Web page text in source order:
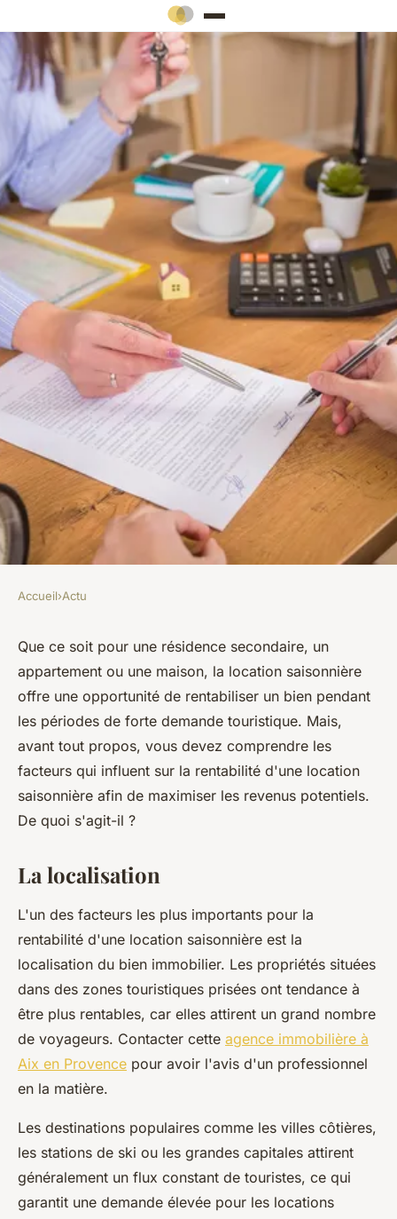
Quelle rentabilité en location
saisonnière ?
lothaire•15 juillet 2023• 2 min de lecture
Accueil›Actu
Que ce soit pour une résidence secondaire, un
appartement ou une maison, la location saisonnière
offre une opportunité de rentabiliser un bien pendant
les périodes de forte demande touristique. Mais,
avant tout propos, vous devez comprendre les
facteurs qui influent sur la rentabilité d'une location
saisonnière afin de maximiser les revenus potentiels.
De quoi s'agit-il ?
La localisation
L'un des facteurs les plus importants pour la
rentabilité d'une location saisonnière est la
localisation du bien immobilier. Les propriétés situées
dans des zones touristiques prisées ont tendance à
être plus rentables, car elles attirent un grand nombre
de voyageurs. Contacter cette agence immobilière à
Aix en Provence pour avoir l'avis d'un professionnel
en la matière.
Les destinations populaires comme les villes côtières,
les stations de ski ou les grandes capitales attirent
généralement un flux constant de touristes, ce qui
garantit une demande élevée pour les locations